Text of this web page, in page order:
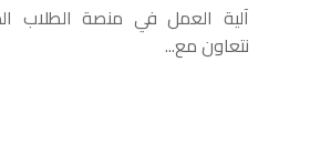
آلية العمل في منصة الطلاب
نتعاون مع...